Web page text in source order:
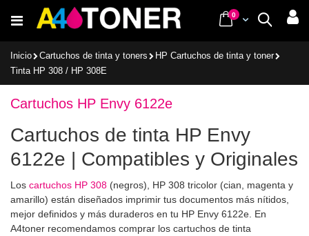
al
Buscar
Cart
0items
Inicio Cartuchos de tinta y toners
HP Cartuchos de tinta y toner
Tinta HP 308 / HP 308E
Cartuchos HP Envy 6122e
Cartuchos de tinta HP Envy
6122e | Compatibles y Originales
Los cartuchos HP 308 (negros), HP 308 tricolor (cian, magenta y
amarillo) están diseñados imprimir tus documentos más nítidos,
mejor definidos y más duraderos en tu HP Envy 6122e. En
A4toner recomendamos comprar los cartuchos de tinta